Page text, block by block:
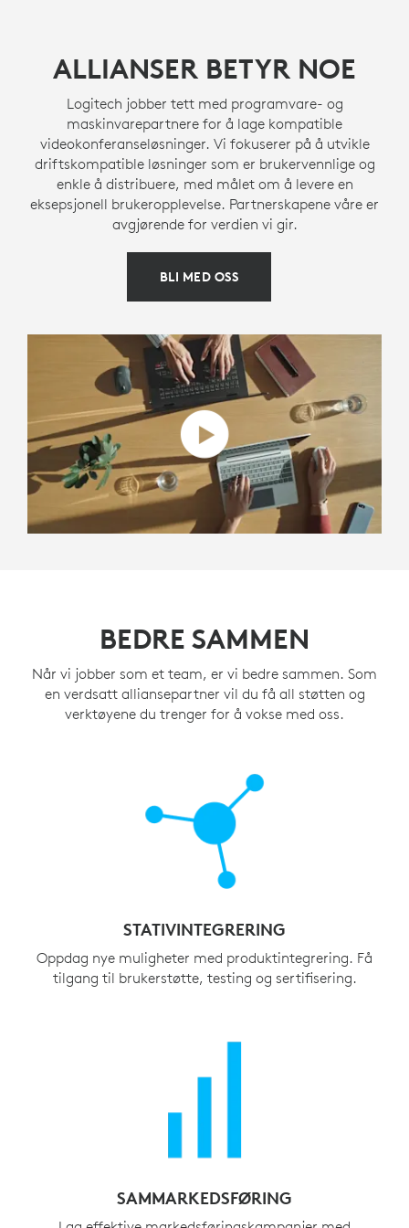
ALLIANSER BETYR NOE
Logitech jobber tett med programvare- og
maskinvarepartnere for å lage kompatible
videokonferanseløsninger. Vi fokuserer på å utvikle
driftskompatible løsninger som er brukervennlige og
enkle å distribuere, med målet om å levere en
eksepsjonell brukeropplevelse. Partnerskapene våre er
avgjørende for verdien vi gir.
BLI MED OSS
BEDRE SAMMEN
Når vi jobber som et team, er vi bedre sammen. Som
en verdsatt alliansepartner vil du få all støtten og
verktøyene du trenger for å vokse med oss.
STATIVINTEGRERING
Oppdag nye muligheter med produktintegrering. Få
tilgang til brukerstøtte, testing og sertifisering.
SAMMARKEDSFØRING